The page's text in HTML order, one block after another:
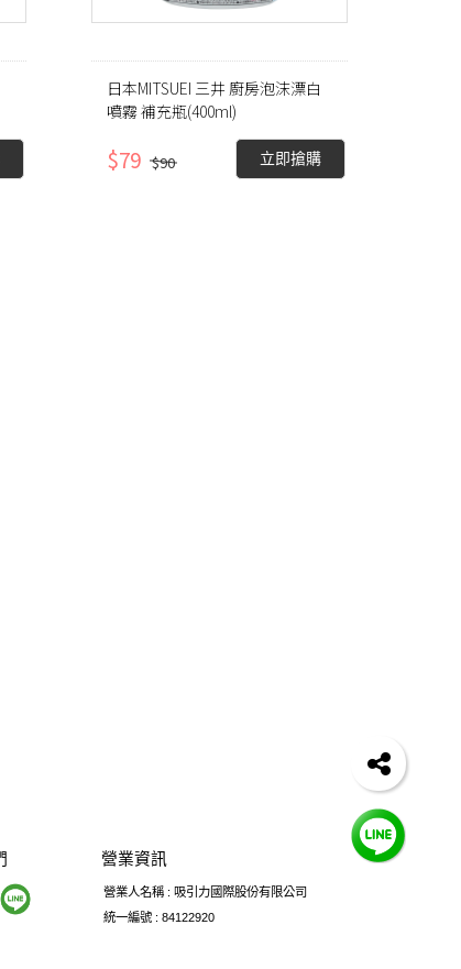
日本MITSUEI 三井 廚房泡沫漂白
噴霧 補充瓶(400ml)
$79 $90 立即搶購
營業資訊
營業人名稱 : 吸引力國際股份有限公司
統一編號 : 84122920